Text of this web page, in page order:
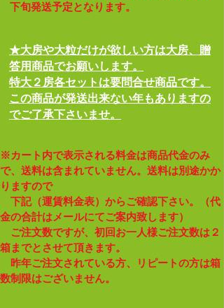
下旬発送予定となります。
​★大房や大粒だけが欲しい方は大房、贈
答用商品でお願いします。
​特大２房各セットは要問合せ商品です。
この商品が発送出来ない年もありますの
でご了承下さいませ。
※カート内で表示される料金は商品代金のみ
で、送料は含まれていません。 送料は別途かか
りますので
下記（運賃料金表）からご確認下さい。（代
金の合計はメールにてご案内致します）
​​ ご注文数ですが、初回お一人様ご注文数は２
箱までとさせて頂きます。
昨年ご注文されている方、
リピートの方は箱
数制限はございません。